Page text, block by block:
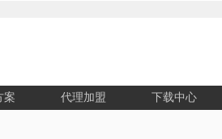
案 代理加盟 下载中心